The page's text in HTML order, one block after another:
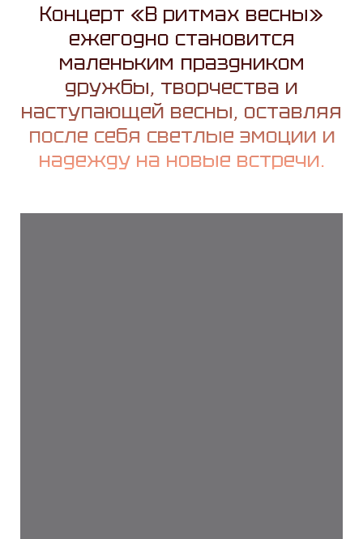
Концерт «В ритмах весны»
ежегодно становится
маленьким праздником
дружбы, творчества и
наступающей весны, оставляя
после себя светлые эмоции и
надежду на новые встречи.